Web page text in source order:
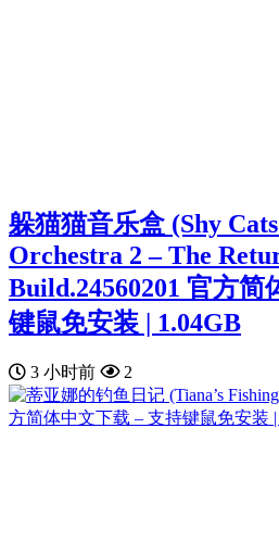
躲猫猫音乐盒 (Shy
Orchestra 2 – The
Build.24560201 官方简
键鼠免安装 | 1.04GB
3 小时前 2